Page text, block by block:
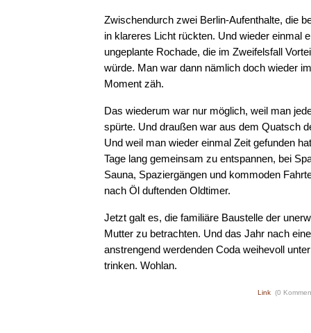
Zwischendurch zwei Berlin-Aufenthalte, die
in klareres Licht rückten. Und wieder einmal
ungeplante Rochade, die im Zweifelsfall
würde. Man war dann nämlich doch wieder
Moment zäh.
Das wiederum war nur möglich, weil man
spürte. Und draußen war aus dem Quatsch
Und weil man wieder einmal Zeit gefunden
Tage lang gemeinsam zu entspannen, bei
Sauna, Spaziergängen und kommoden
nach Öl duftenden Oldtimer.
Jetzt galt es, die familiäre Baustelle der
Mutter zu betrachten. Und das Jahr nach
anstrengend werdenden Coda weihevoll
trinken. Wohlan.
Link (0